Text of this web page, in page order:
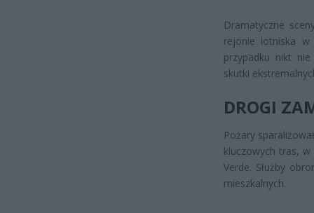
Dramatyczne
rejonie lotniska w
przypadku nikt
skutki
DROGI
Pożary
kluczowych tras,
Verde. Służby
mieszkalnych.